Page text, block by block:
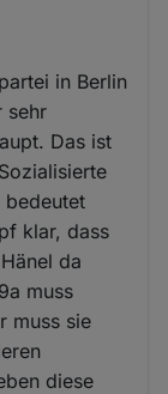
in Berlin
sehr
Das ist
bedeutet
klar, dass
da
muss
muss sie
diese